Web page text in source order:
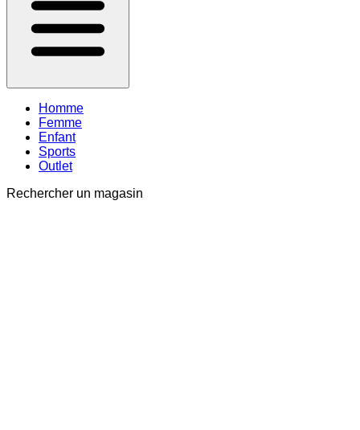
Homme
Femme
Enfant
Sports
Outlet
Rechercher un magasin